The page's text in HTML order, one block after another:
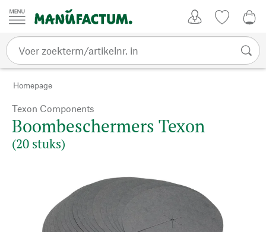
Passer au contenu
Homepage
Texon Components
Boombeschermers Texon
(20 stuks)